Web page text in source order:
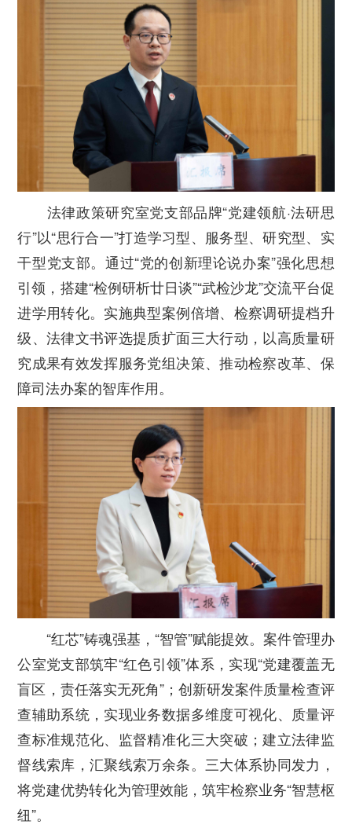
法律政策研究室党支部品牌“党建领航·法研思
行”以“思行合一”打造学习型、服务型、研究型、实
干型党支部。通过“党的创新理论说办案”强化思想
引领，搭建“检例研析廿日谈”“武检沙龙”交流平台促
进学用转化。实施典型案例倍增、检察调研提档升
级、法律文书评选提质扩面三大行动，以高质量研
究成果有效发挥服务党组决策、推动检察改革、保
障司法办案的智库作用。
“红芯”铸魂强基，“智管”赋能提效。案件管理办
公室党支部筑牢“红色引领”体系，实现“党建覆盖无
盲区，责任落实无死角”；创新研发案件质量检查评
查辅助系统，实现业务数据多维度可视化、质量评
查标准规范化、监督精准化三大突破；建立法律监
督线索库，汇聚线索万余条。三大体系协同发力，
将党建优势转化为管理效能，筑牢检察业务“智慧枢
纽”。